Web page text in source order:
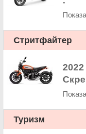
Стритфайтер
Туризм